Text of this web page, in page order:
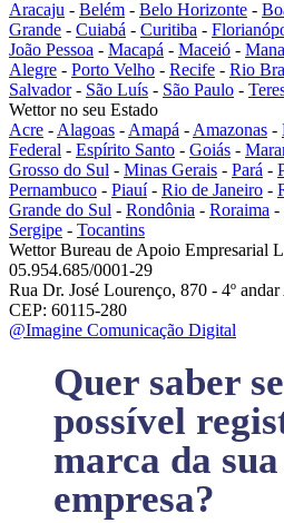
Aracaju - Belém - Belo Horizonte -
Grande - Cuiabá - Curitiba -
João Pessoa - Macapá - Maceió -
Alegre - Porto Velho - Recife - Rio
Salvador- São Luís - São Paulo -
Wettor no seu Estado
Acre - Alagoas - Amapá - Amazonas -
Federal - Espírito Santo - Goiás -
Grosso do Sul - Minas Gerais - Pará -
Pernambuco - Piauí- Rio de Janeiro -
Grande do Sul - Rondônia - Roraima -
Sergipe - Tocantins
Wettor Bureau de Apoio Empresarial
05.954.685/0001-29
Rua Dr. José Lourenço, 870 - 4º
CEP: 60115-280
@Imagine Comunicação Digital
Quer saber
possível
marca da sua
empresa?